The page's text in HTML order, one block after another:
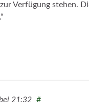
Verfügung stehen.
21:32 #